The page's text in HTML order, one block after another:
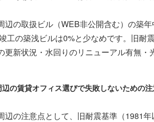
辺の取扱ビル（WEB非公開含む）の築
工の築浅ビルは0%と少なめです。旧耐
更新状況・水回りのリニューアル有無
の賃貸オフィス選びで失敗しないための
辺の注意点として、旧耐震基準（1981